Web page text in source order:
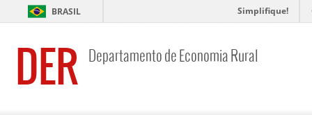
BRASIL Simplifique!
DER Departamento de Economia Rural